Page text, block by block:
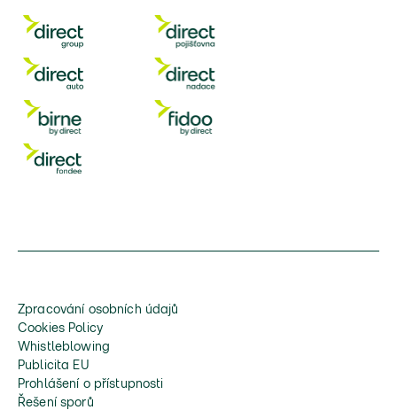
Zpracování osobních údajů
Cookies Policy
Whistleblowing
Publicita EU
Prohlášení o přístupnosti
Řešení sporů